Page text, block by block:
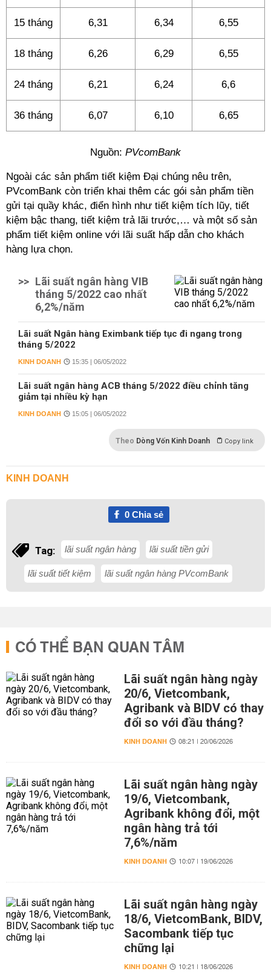
15 tháng 6,31 6,34 6,55
18 tháng 6,26 6,29 6,55
24 tháng 6,21 6,24 6,6
36 tháng 6,07 6,10 6,65
Nguồn: PVcomBank
Ngoài các sản phẩm tiết kiệm Đại chúng nêu trên,
PVcomBank còn triển khai thêm các gói sản phẩm tiền
gửi tại quầy khác, điển hình như tiết kiệm tích lũy, tiết
kiệm bậc thang, tiết kiệm trả lãi trước,… và một số sản
phẩm tiết kiệm online với lãi suất hấp dẫn cho khách
hàng lựa chọn.
>> Lãi suất ngân hàng VIB
tháng 5/2022 cao nhất
6,2%/năm
Lãi suất Ngân hàng Eximbank tiếp tục đi ngang trong
tháng 5/2022
KINH DOANH 15:35 | 06/05/2022
Lãi suất ngân hàng ACB tháng 5/2022 điều chỉnh tăng
giảm tại nhiều kỳ hạn
KINH DOANH 15:05 | 06/05/2022
Theo Dòng Vốn Kinh Doanh Copy link
KINH DOANH
0Chia sẻ
Tag: lãi suất ngân hàng lãi suất tiền gửi
lãi suất tiết kiệm lãi suất ngân hàng PVcomBank
CÓ THỂ BẠN QUAN TÂM
Lãi suất ngân hàng ngày
20/6, Vietcombank,
Agribank và BIDV có thay
đổi so với đầu tháng?
KINH DOANH 08:21 | 20/06/2026
Lãi suất ngân hàng ngày
19/6, Vietcombank,
Agribank không đổi, một
ngân hàng trả tới
7,6%/năm
KINH DOANH 10:07 | 19/06/2026
Lãi suất ngân hàng ngày
18/6, VietcomBank, BIDV,
Sacombank tiếp tục
chững lại
KINH DOANH 10:21 | 18/06/2026